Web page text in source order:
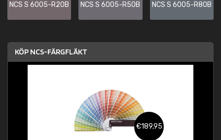
NCS S 6005-R20B NCS S 6005-R50B NCS S 6005-R80B
KÖP NCS-FÄRGFLÄKT
€189,95